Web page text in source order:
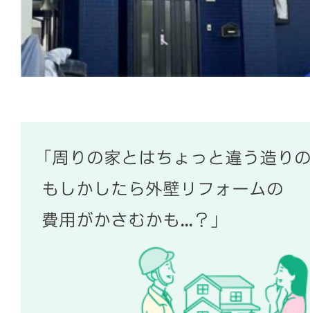
「周りの家とはちょっと違う造り
もしかしたら外壁リフォームの
費用がかさむかも…？」